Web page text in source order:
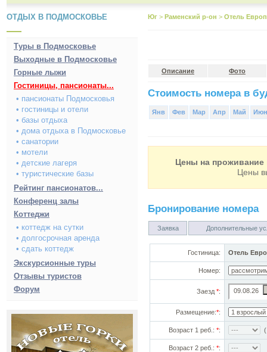
ОТДЫХ В ПОДМОСКОВЬЕ
Туры в Подмосковье
Выходные в Подмосковье
Горные лыжи
Гостиницы, пансионаты...
• пансионаты Подмосковья
• гостиницы и отели
• базы отдыха
• дома отдыха в Подмосковье
• санатории
• мотели
• детские лагеря
• туристические базы
Рейтинг пансионатов...
Конференц залы
Коттеджи
• коттедж на сутки
• долгосрочная аренда
• сдать коттедж
Экскурсионные туры
Отзывы туристов
Форум
Юг > Раменский р-он > Отель
Описание Фото
Стоимость номера в
Янв Фев Мар Апр Май Июн
Цены на проживание
Цены
Бронирование номера
Заявка Дополнительные
Гостиница: Отель
Номер:
Заезд *:
Размещение:*:
Возраст 1 реб.: *:
Возраст 2 реб.: *: